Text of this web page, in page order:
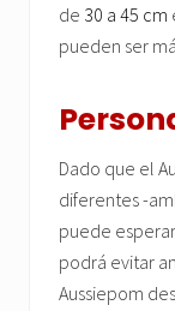
de 30 a 45 cm
pueden ser
Dado que el
diferentes -
puede
podrá evitar
Aussiepom